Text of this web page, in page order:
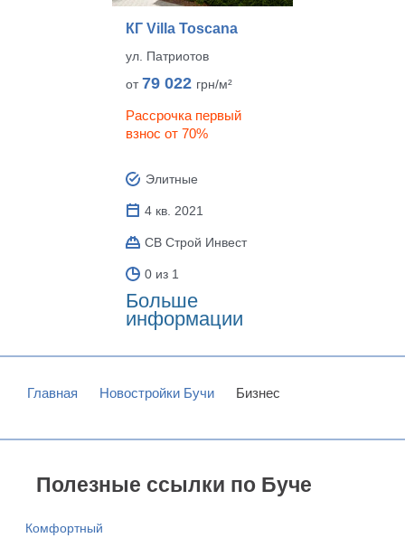
КГ Villa Toscana
ул. Патриотов
от79 022 грн/м²
Рассрочка первый
взнос от 70%
Элитные
4 кв. 2021
СВ Строй Инвест
0 из 1
Больше
информации
Главная Новостройки Бучи Бизнес
Полезные ссылки по Буче
Комфортный